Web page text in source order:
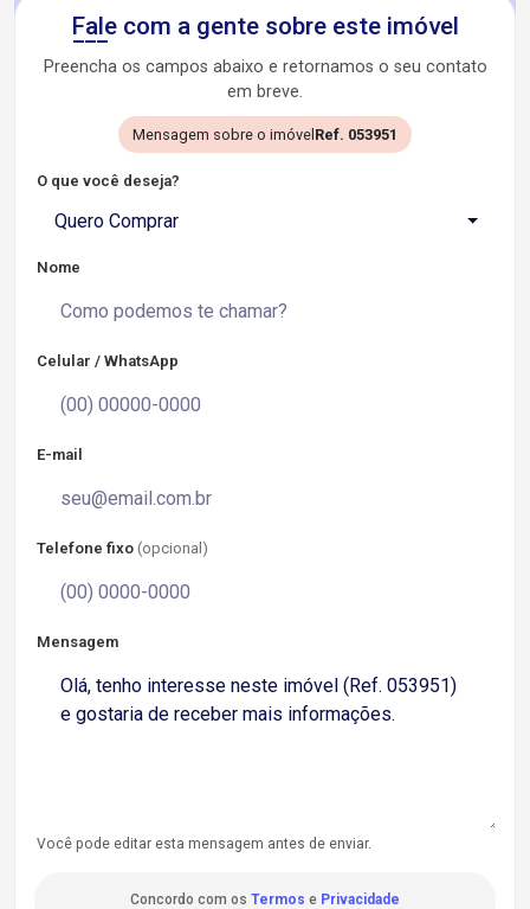
Fale com a gente sobre este imóvel
Preencha os campos abaixo e retornamos o seu contato
em breve.
Mensagem sobre o imóvel Ref. 053951
O que você deseja?
Quero Comprar
Nome
Celular / WhatsApp
E-mail
Telefone fixo (opcional)
Mensagem
Você pode editar esta mensagem antes de enviar.
Concordo com os Termos e Privacidade